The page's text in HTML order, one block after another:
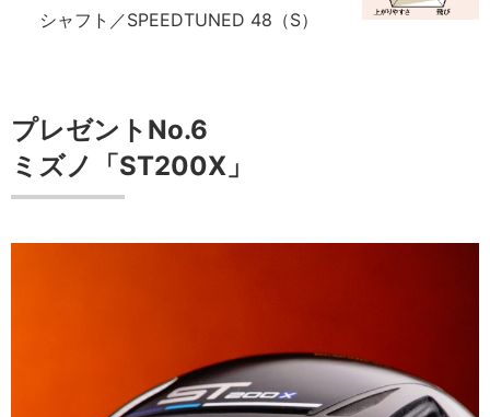
シャフト／SPEEDTUNED 48（S）
プレゼントNo.6
ミズノ「ST200X」